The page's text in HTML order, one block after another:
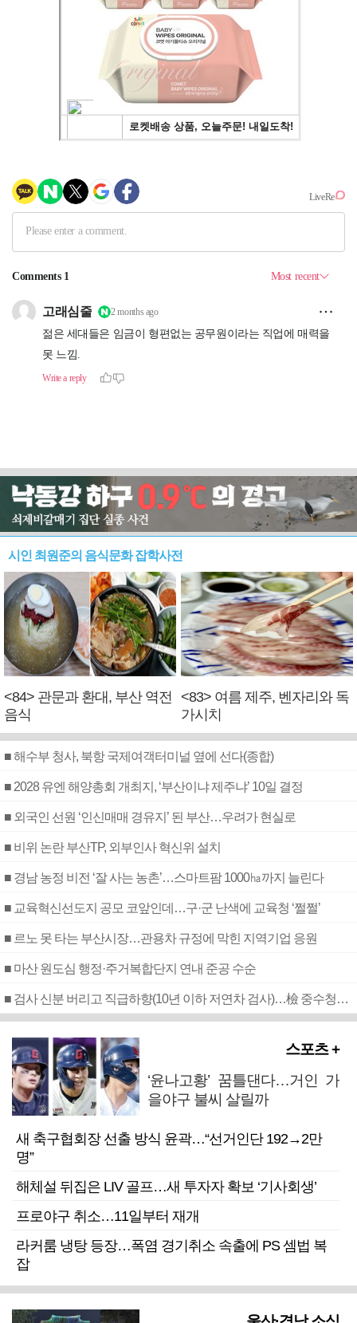
시인 최원준의 음식문화 잡학사전
<84> 관문과 환대, 부산 역전
음식
<83> 여름 제주, 벤자리와 독
가시치
■ 해수부 청사, 북항 국제여객터미널 옆에 선다(종합)
■ 2028 유엔 해양총회 개최지, ‘부산이냐 제주냐’ 10일 결정
■ 외국인 선원 ‘인신매매 경유지’ 된 부산…우려가 현실로
■ 비위 논란 부산TP, 외부인사 혁신위 설치
■ 경남 농정 비전 ‘잘 사는 농촌’…스마트팜 1000㏊까지 늘린다
■ 교육혁신선도지 공모 코앞인데…구·군 난색에 교육청 ‘쩔쩔’
■ 르노 못 타는 부산시장…관용차 규정에 막힌 지역기업 응원
■ 마산 원도심 행정·주거복합단지 연내 준공 수순
■ 검사 신분 버리고 직급하향(10년 이하 저연차 검사)…檢 중수청행 기피
스포츠 +
‘윤나고황’ 꿈틀댄다…거인 가
을야구 불씨 살릴까
새 축구협회장 선출 방식 윤곽…“선거인단 192→2만
명”
해체설 뒤집은 LIV 골프…새 투자자 확보 ‘기사회생’
프로야구 취소…11일부터 재개
라커룸 냉탕 등장…폭염 경기취소 속출에 PS 셈법 복
잡